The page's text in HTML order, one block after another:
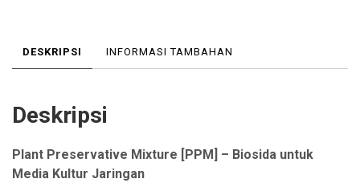
DESKRIPSI INFORMASI TAMBAHAN
Deskripsi
Plant Preservative Mixture [PPM] – Biosida untuk
Media Kultur Jaringan